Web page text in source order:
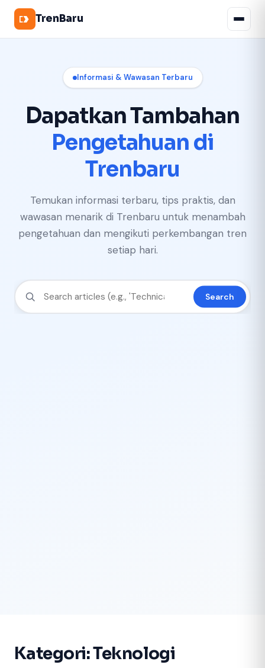
TrenBaru
Informasi & Wawasan Terbaru
Dapatkan Tambahan
Pengetahuan di
Trenbaru
Temukan informasi terbaru, tips praktis, dan
wawasan menarik di Trenbaru untuk menambah
pengetahuan dan mengikuti perkembangan tren
setiap hari.
Search
Kategori:Teknologi